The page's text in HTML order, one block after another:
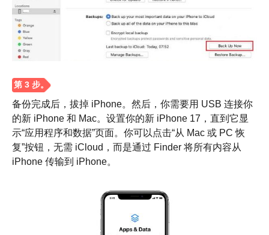
步骤1。
备份完成后，拔掉 iPhone。然后，你需要用 USB 连接你
的新 iPhone 和 Mac。设置你的新 iPhone 17，直到它显
示“应用程序和数据”页面。你可以点击“从 Mac 或 PC 恢
复”按钮，无需 iCloud，而是通过 Finder 将所有内容从
iPhone 传输到 iPhone。